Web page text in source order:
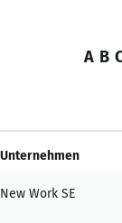
A B
Unternehmen
New Work SE